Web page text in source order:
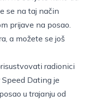
se na taj način
prijave na posao.
a možete se još
radionici
Speed Dating je
u trajanju od